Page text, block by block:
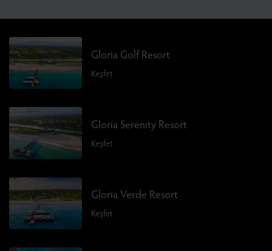
Gloria Golf Resort
Keşfet
Gloria Serenity Resort
Keşfet
Gloria Verde Resort
Keşfet